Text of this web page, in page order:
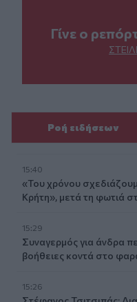
Γίνε ο
Ροή ειδήσεων
15:40
«Του χρόνου
Κρήτη», μετά τη φωτιά
15:29
Συναγερμός για άνδρα
βοήθειες κοντά στο
15:26